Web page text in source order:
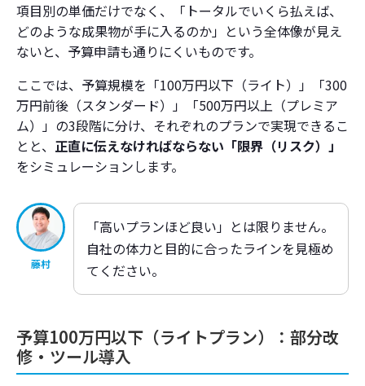
項目別の単価だけでなく、「トータルでいくら払えば、
どのような成果物が手に入るのか」という全体像が見え
ないと、予算申請も通りにくいものです。
ここでは、予算規模を「100万円以下（ライト）」「300
万円前後（スタンダード）」「500万円以上（プレミア
ム）」の3段階に分け、それぞれのプランで実現できるこ
とと、 正直に伝えなければならない「限界（リスク）」
をシミュレーションします。
藤村
「高いプランほど良い」とは限りません。
自社の体力と目的に合ったラインを見極め
てください。
予算100万円以下（ライトプラン）：部分改
修・ツール導入